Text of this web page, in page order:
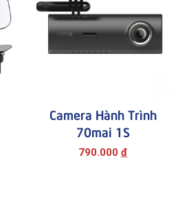
Camera Hành Trình
70mai 1S
790.000 đ